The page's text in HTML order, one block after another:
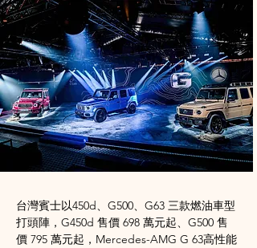
台灣賓士以450d、G500、G63 三款燃油車型
打頭陣，G450d 售價 698 萬元起、G500 售
價 795 萬元起，Mercedes-AMG G 63高性能